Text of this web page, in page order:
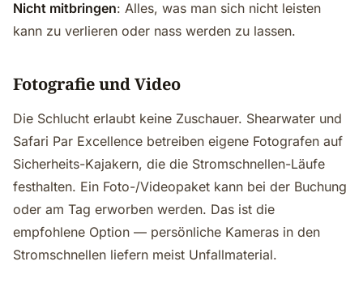
Nicht mitbringen: Alles, was man sich nicht leisten
kann zu verlieren oder nass werden zu lassen.
Fotografie und Video
Die Schlucht erlaubt keine Zuschauer. Shearwater und
Safari Par Excellence betreiben eigene Fotografen auf
Sicherheits-Kajakern, die die Stromschnellen-Läufe
festhalten. Ein Foto-/Videopaket kann bei der Buchung
oder am Tag erworben werden. Das ist die
empfohlene Option — persönliche Kameras in den
Stromschnellen liefern meist Unfallmaterial.